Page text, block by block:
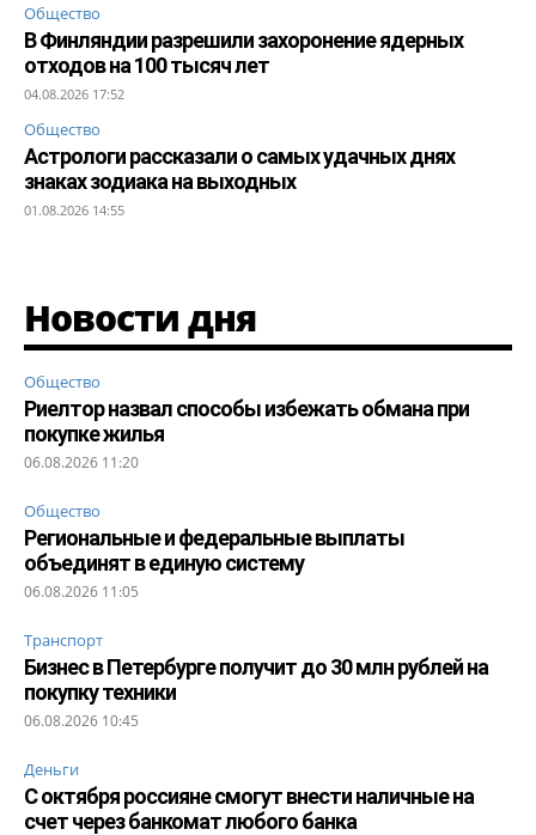
Общество
В Финляндии разрешили захоронение ядерных
отходов на 100 тысяч лет
04.08.2026 17:52
Общество
Астрологи рассказали о самых удачных днях
знаках зодиака на выходных
01.08.2026 14:55
Новости дня
Общество
Риелтор назвал способы избежать обмана при
покупке жилья
06.08.2026 11:20
Общество
Региональные и федеральные выплаты
объединят в единую систему
06.08.2026 11:05
Транспорт
Бизнес в Петербурге получит до 30 млн рублей на
покупку техники
06.08.2026 10:45
Деньги
С октября россияне смогут внести наличные на
счет через банкомат любого банка